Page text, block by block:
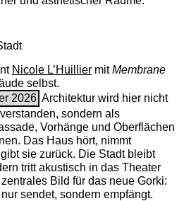
Nicole L’Huilliermit ­Membrane
selbst.
2026 Architektur wird hier nicht
sondern als
Vorhänge und Oberflächen
Das Haus hört, nimmt
sie zurück. Die Stadt bleibt
tritt akustisch in das Theater
Bild für das neue Gorki:
sendet, sondern empfängt.